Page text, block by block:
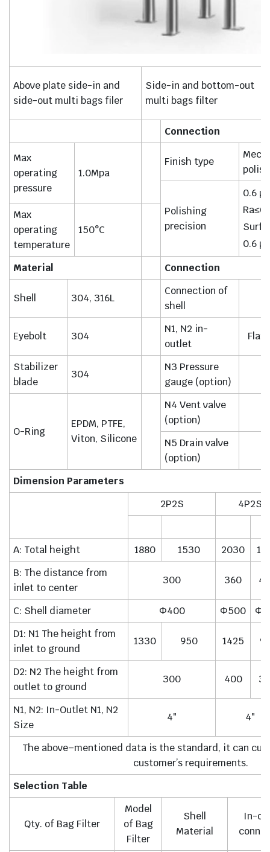
Above plate side-in and
side-out multi bags filer
Side-in and bottom-out
multi bags filter
Connection
Max
operating
pressure
1.0Mpa
Finish type
Polishing
precision
0.6 μ
0.6 μ
Max
operating
temperature
150°C
Material Connection
Shell 304, 316L
Connection of
shell
Eyebolt 304
N1, N2 in-
outlet
Stabilizer
blade
304
N3 Pressure
gauge (option)
O-Ring
EPDM, PTFE,
Viton, Silicone
N4 Vent valve
(option)
N5 Drain valve
(option)
Dimension Parameters
2P2S
4P2S
A: Total height 1880 1530 2030
B: The distance from
inlet to center
300 360
C: Shell diameter Φ400 Φ500
D1: N1 The height from
inlet to ground
1330 950 1425
D2: N2 The height from
outlet to ground
300 400
N1, N2: In-Outlet N1, N2
Size
4″ 4″
The above–mentioned data is the standard, it can
customer’s requirements.
Selection Table
Qty. of Bag Filter
Model
of Bag
Filter
Shell
Material
In-